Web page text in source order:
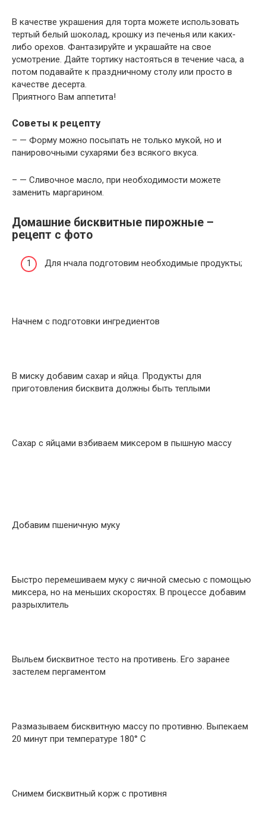
В качестве украшения для торта можете использовать
тертый белый шоколад, крошку из печенья или каких-
либо орехов. Фантазируйте и украшайте на свое
усмотрение. Дайте тортику настояться в течение часа, а
потом подавайте к праздничному столу или просто в
качестве десерта.
Приятного Вам аппетита!
Советы к рецепту
– — Форму можно посыпать не только мукой, но и
панировочными сухарями без всякого вкуса.
– — Сливочное масло, при необходимости можете
заменить маргарином.
Домашние бисквитные пирожные –
рецепт с фото
Для нчала подготовим необходимые продукты;
Начнем с подготовки ингредиентов
В миску добавим сахар и яйца. Продукты для
приготовления бисквита должны быть теплыми
Сахар с яйцами взбиваем миксером в пышную массу
Добавим пшеничную муку
Быстро перемешиваем муку с яичной смесью с помощью
миксера, но на меньших скоростях. В процессе добавим
разрыхлитель
Выльем бисквитное тесто на противень. Его заранее
застелем пергаментом
Размазываем бисквитную массу по противню. Выпекаем
20 минут при температуре 180° C
Снимем бисквитный корж с противня